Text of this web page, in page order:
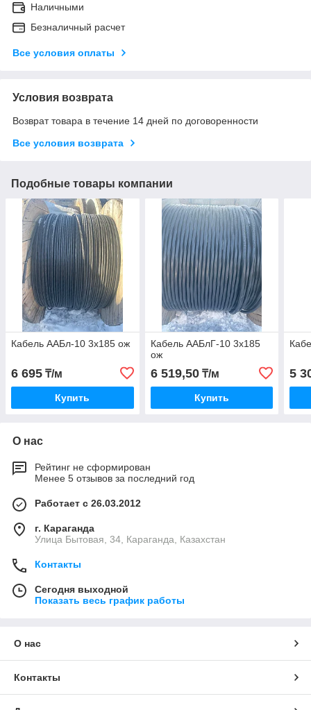
Наличными
Безналичный расчет
Все условия оплаты
Условия возврата
Возврат товара в течение 14 дней по договоренности
Все условия возврата
Подобные товары компании
Кабель ААБл-10 3х185 ож
6 695 ₸/м
Купить
Кабель ААБлГ-10 3х185
ож
6 519,50₸/м
Купить
5
О нас
Рейтинг не сформирован
Менее 5 отзывов за последний год
Работает с 26.03.2012
г. Караганда
Улица Бытовая, 34, Караганда, Казахстан
Контакты
Сегодня выходной
Показать весь график работы
О нас
Контакты